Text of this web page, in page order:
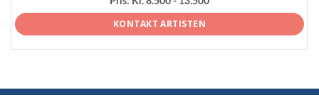
KONTAKT ARTISTEN